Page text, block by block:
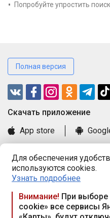
Для обеспечения
используются cookies.
Узнать подробнее
Внимание! При выборе
cookie» все сервисы
Попробуйте упростить
Полная версия
Cкачать приложение
App store
Книга замечаний и
Правила и документы
Praca.by © 2000—2026, ООО
Республика Беларусь,
117а, пом. № 9.